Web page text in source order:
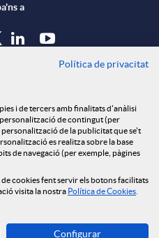
a
cookies
legal
Online
la ara
Política de privacitat
i de tercers amb finalitats d'anàlisi
de contingut (per
de la publicitat que se't
es realitza sobre la base
de navegació (per exemple, pàgines
cookies fent servir els botons facilitats
visita la nostra Política de Cookies
Configurar